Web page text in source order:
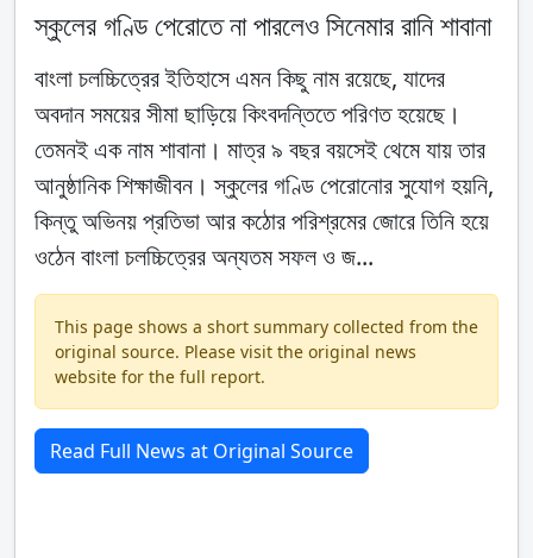
স্কুলের গণ্ডি পেরোতে না পারলেও সিনেমার রানি শাবানা
বাংলা চলচ্চিত্রের ইতিহাসে এমন কিছু নাম রয়েছে, যাদের
অবদান সময়ের সীমা ছাড়িয়ে কিংবদন্তিতে পরিণত হয়েছে।
তেমনই এক নাম শাবানা। মাত্র ৯ বছর বয়সেই থেমে যায় তার
আনুষ্ঠানিক শিক্ষাজীবন। স্কুলের গণ্ডি পেরোনোর সুযোগ হয়নি,
কিন্তু অভিনয় প্রতিভা আর কঠোর পরিশ্রমের জোরে তিনি হয়ে
ওঠেন বাংলা চলচ্চিত্রের অন্যতম সফল ও জ...
This page shows a short summary collected from the
original source. Please visit the original news
website for the full report.
Read Full News at Original Source